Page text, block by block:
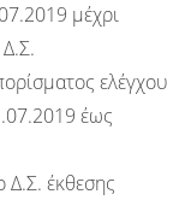
μέχρι
ελέγχου
έως
Δ.Σ. έκθεσης